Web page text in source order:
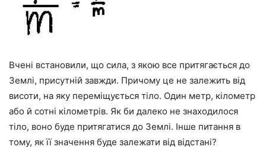
Вчені встановили, що сила, з якою все притягається до
Землі, присутній завжди. Причому це не залежить від
висоти, на яку переміщується тіло. Один метр, кілометр
або й сотні кілометрів. Як би далеко не знаходилося
тіло, воно буде притягатися до Землі. Інше питання в
тому, як її значення буде залежати від відстані?